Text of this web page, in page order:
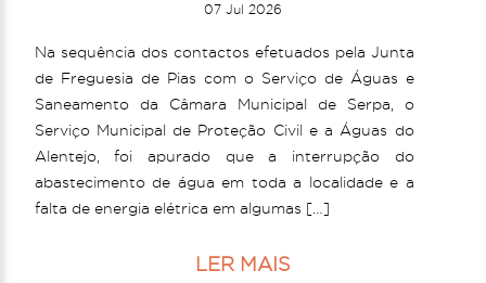
07 Jul 2026
Na sequência dos contactos efetuados pela Junta
de Freguesia de Pias com o Serviço de Águas e
Saneamento da Câmara Municipal de Serpa, o
Serviço Municipal de Proteção Civil e a Águas do
Alentejo, foi apurado que a interrupção do
abastecimento de água em toda a localidade e a
falta de energia elétrica em algumas […]
LER MAIS